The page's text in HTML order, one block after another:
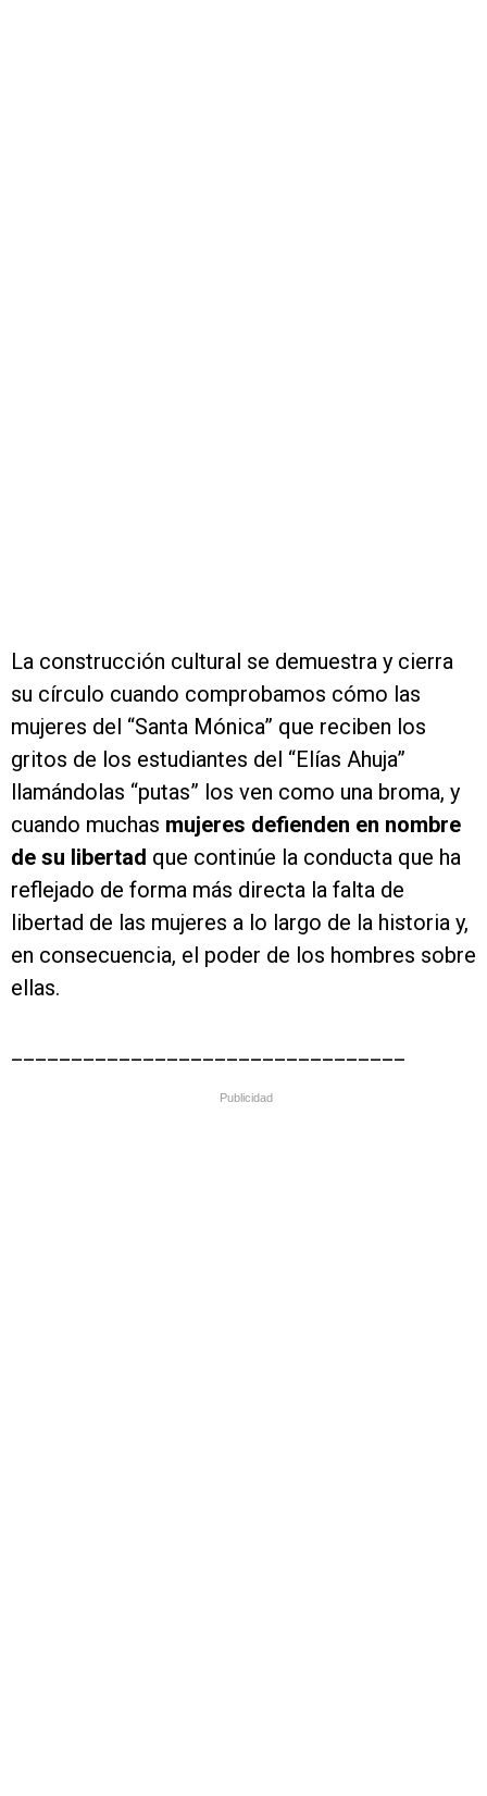
La construcción cultural se demuestra y cierra
su círculo cuando comprobamos cómo las
mujeres del “Santa Mónica” que reciben los
gritos de los estudiantes del “Elías Ahuja”
llamándolas “putas” los ven como una broma, y
cuando muchas mujeres defienden en nombre
de su libertad que continúe la conducta que ha
reflejado de forma más directa la falta de
libertad de las mujeres a lo largo de la historia y,
en consecuencia, el poder de los hombres sobre
ellas.
Publicidad